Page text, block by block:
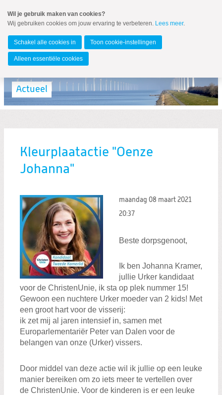
naar
Spring
de
inhoud
Spring
naar
hoofdmenu
Urk
MENU
Nieuws
Blogarchief
Zoeken:
Actueel
Kleurplaatactie "Oenze
Johanna"
maandag 08 maart 2021
20:37
Beste dorpsgenoot,
Ik ben Johanna Kramer,
jullie Urker kandidaat
voor de ChristenUnie, ik sta op plek nummer 15!
Gewoon een nuchtere Urker moeder van 2 kids! Met
een groot hart voor de visserij:
ik zet mij al jaren intensief in, samen met
Europarlementariër Peter van Dalen voor de
belangen van onze (Urker) vissers.
Door middel van deze actie wil ik jullie op een leuke
manier bereiken om zo iets meer te vertellen over
de ChristenUnie. Voor de kinderen is er een leuke
Wil je gebruik maken van cookies?
Wij gebruiken cookies om jouw ervaring te verbeteren. Lees meer.
Schakel alle cookies in Toon cookie-instellingen
Alleen essentiële cookies